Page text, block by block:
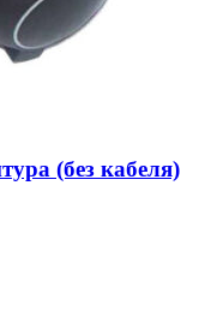
(без кабеля)